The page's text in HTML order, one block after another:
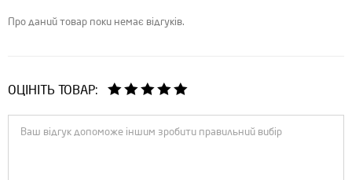
Про даний товар поки немає відгуків.
ОЦІНІТЬ ТОВАР: